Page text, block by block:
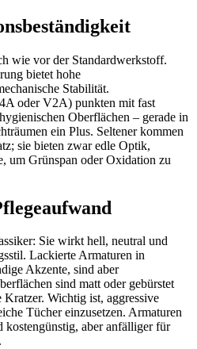
wie vor der Standardwerkstoff.
bietet hohe
Stabilität.
oder V2A) punkten mit fast
Oberflächen – gerade in
ein Plus. Seltener kommen
sie bieten zwar edle Optik,
um Grünspan oder Oxidation zu
Sie wirkt hell, neutral und
Lackierte Armaturen in
Akzente, sind aber
sind matt oder gebürstet
Wichtig ist, aggressive
Tücher einzusetzen. Armaturen
kostengünstig, aber anfälliger für